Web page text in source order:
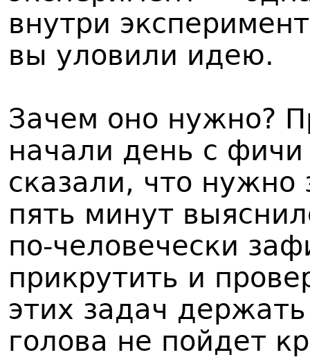
внутри
вы уловили идею.
Зачем оно нужно?
начали день с
сказали, что нужно
пять минут
по-человечески
прикрутить и
этих задач
голова не пойдет